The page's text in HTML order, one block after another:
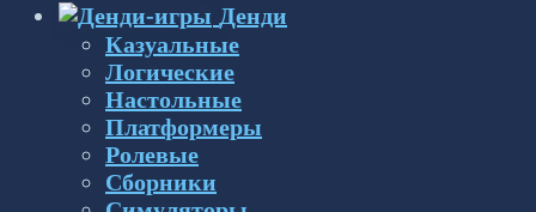
Денди
Казуальные
Логические
Настольные
Платформеры
Ролевые
Сборники